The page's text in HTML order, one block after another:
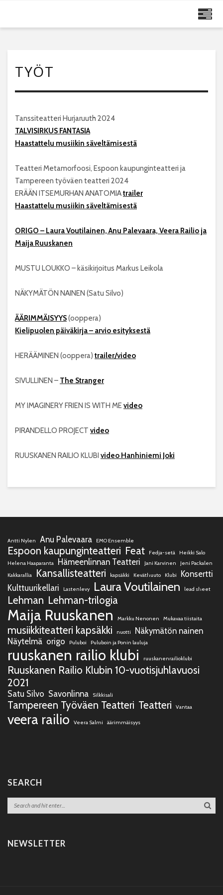
TYÖT
Tanssiteatteri Hurjaruuth 2024
TALVISIRKUS FANTASIA
Haastattelu musiikin säveltämisestä
Teatteri Metamorfoosi, Espoon kaupunginteatteri ja
Tampereen työväen teatteri 2024
ERÄÄN ITSEMURHAN ANATOMIAtrailer
Haastattelu musiikin säveltämisestä
ORIGO – Laura Voutilainen, Anu Palevaara, Veera Railio ja
Maija Ruuskanen
MUSTU LOUKKO – käsikirjoitus Markus Leikola
NÄKYMÄTÖN NAINEN (Satu Silvo)
ÄÄRIMMÄISYYS(ooppera)
Kielipuolen päiväkirja – arvio esityksestä
HERÄÄMINEN (ooppera) trailer/video
SIVULLINEN – The Stranger
MY IMAGINERY FRIEN IS WITH MEvideo
PIRANDELLO PROJECT video
RUUSKANEN RAILIO KLUBI video Hanhiniemi Joki
Antti Nylen Anu Palevaara EMO Ensemble
Espoon kaupunginteatteri Feat Fedja-setä
Heikki Salo
Helena Haaparanta
Hämeenlinnan Teatteri Jani Karvinen
Jeni Packalen
Kakkarallia
Kansallisteatteri kapsäkki Keväthuuto Klubi
Konsertti
Kulttuurikellari
Lastenlevy Laura Voutilainen lead sheet
Lehman Lehman-trilogia
Maija Ruuskanen Markku Nenonen Mukavaa tiistaita
musiikkiteatteri kapsäkki nuotti
Näkymätön nainen
Näytelmä origo Puluboi Puluboin ja Ponin lauluja
ruuskanen railio klubi ruuskanenrailioklubi
Ruuskanen Railio Klubin 10-vuotisjuhlavuosi
2021
Satu Silvo Savonlinna Silkkisali
Tampereen Työväen Teatteri Teatteri Vantaa
veera railio Veera Salmi äärimmäisyys
SEARCH
NEWSLETTER